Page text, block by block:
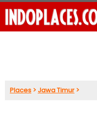
Places >Jawa Timur >